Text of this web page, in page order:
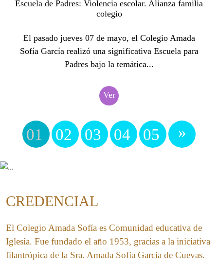
Escuela de Padres: Violencia escolar. Alianza familia
colegio
El pasado jueves 07 de mayo, el Colegio Amada
Sofía García realizó una significativa Escuela para
Padres bajo la temática...
Ver
01 02 03 04 05 »
CREDENCIAL
El Colegio Amada Sofía es Comunidad educativa de
Iglesia. Fue fundado el año 1953, gracias a la iniciativa
filantrópica de la Sra. Amada Sofía García de Cuevas.